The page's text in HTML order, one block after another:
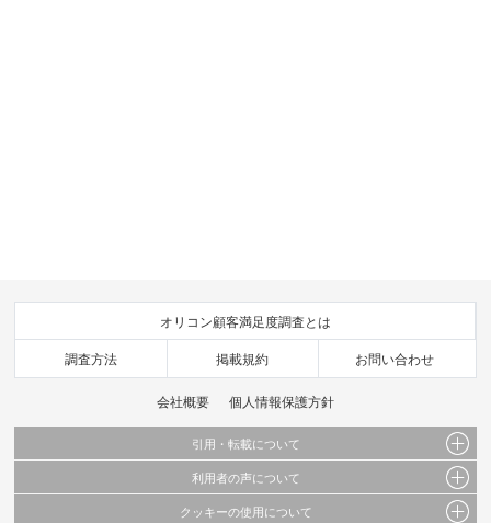
オリコン顧客満足度調査とは
調査方法 掲載規約 お問い合わせ
会社概要 個人情報保護方針
引用・転載について
当サイトで公開されている情報（文字、写真、イラスト、画像データ等）及びこれらの配
置・編集および構造などについての著作権は株式会社oricon MEに帰属しております。
利用者の声について
当サイトに掲載している内容はすべてサービスの利用者が提出された見解・感想です。
クッキーの使用について